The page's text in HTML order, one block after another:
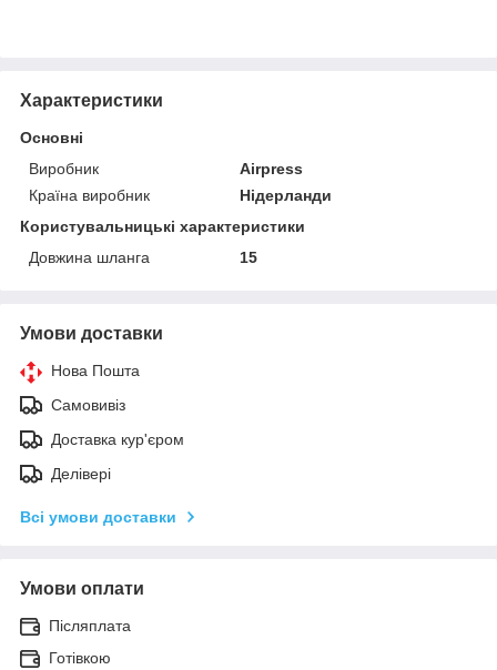
Характеристики
Основні
Виробник
Airpress
Країна виробник
Нідерланди
Користувальницькі характеристики
Довжина шланга
15
Умови доставки
Нова Пошта
Самовивіз
Доставка кур'єром
Делівері
Всі умови доставки
Умови оплати
Післяплата
Готівкою